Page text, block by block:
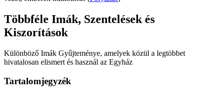
Többféle Imák, Szentelések és
Kiszorítások
Különböző Imák Gyűjteménye, amelyek közül a legtöbbet
hivatalosan elismert és használ az Egyház
Tartalomjegyzék